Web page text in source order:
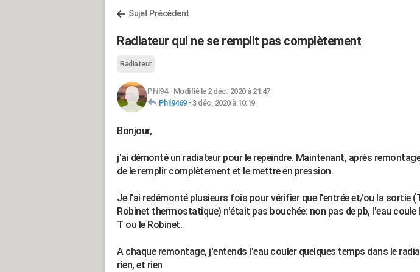
Sujet Précédent
Radiateur qui ne se remplit pas complètement
Radiateur
Phil94- Modifié le 2 déc. 2020 à 21:47
Phil9469- 3 déc. 2020 à 10:19
Bonjour,
j'ai démonté un radiateur pour le repeindre. Maintenant, après
de le remplir complètement et le mettre en pression.
Je l'ai redémonté plusieurs fois pour vérifier que l'entrée et/ou la sortie
Robinet thermostatique) n'était pas bouchée: non pas de pb, l'eau coule
T ou le Robinet.
A chaque remontage, j'entends l'eau couler quelques temps dans le
rien, et rien